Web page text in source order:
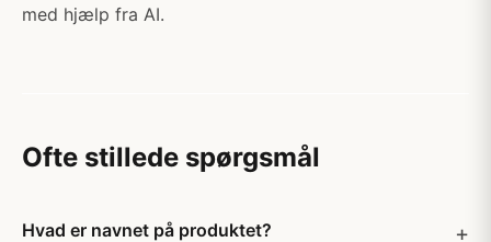
med hjælp fra AI.
Ofte stillede spørgsmål
Hvad er navnet på produktet?